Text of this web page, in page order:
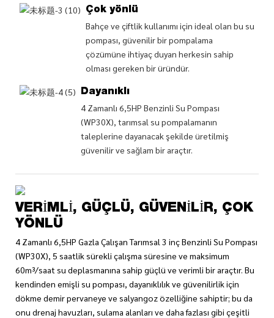
Çok yönlü
Bahçe ve çiftlik kullanımı için ideal olan bu su
pompası, güvenilir bir pompalama
çözümüne ihtiyaç duyan herkesin sahip
olması gereken bir üründür.
Dayanıklı
4 Zamanlı 6,5HP Benzinli Su Pompası
(WP30X), tarımsal su pompalamanın
taleplerine dayanacak şekilde üretilmiş
güvenilir ve sağlam bir araçtır.
VERIMLI, GÜÇLÜ, GÜVENILIR, ÇOK
YÖNLÜ
4 Zamanlı 6,5HP Gazla Çalışan Tarımsal 3 inç Benzinli Su Pompası
(WP30X), 5 saatlik sürekli çalışma süresine ve maksimum
60m³/saat su deplasmanına sahip güçlü ve verimli bir araçtır. Bu
kendinden emişli su pompası, dayanıklılık ve güvenilirlik için
dökme demir pervaneye ve salyangoz özelliğine sahiptir; bu da
onu drenaj havuzları, sulama alanları ve daha fazlası gibi çeşitli